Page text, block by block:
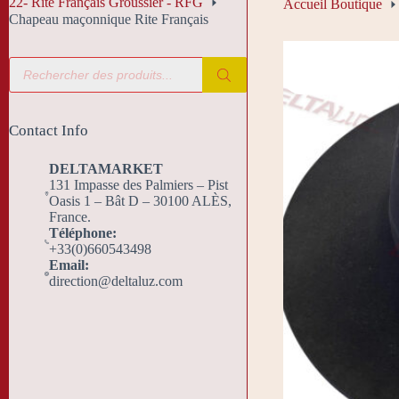
Accueil Boutique
Chapeau maçonnique Rite Français
Recherche
produits
Contact Info
DELTAMARKET
131 Impasse des Palmiers – Pist
Oasis 1 – Bât D – 30100 ALÈS,
France.
Téléphone:
+33(0)660543498
Email:
direction@deltaluz.com